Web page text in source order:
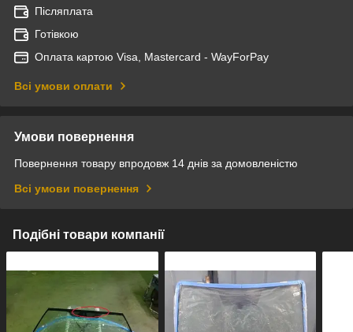
Післяплата
Готівкою
Оплата картою Visa, Mastercard - WayForPay
Всі умови оплати
Умови повернення
Повернення товару впродовж 14 днів за домовленістю
Всі умови повернення
Подібні товари компанії